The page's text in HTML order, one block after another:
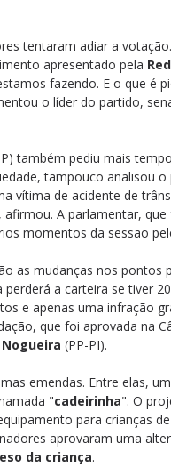
tentaram adiar a
apresentado pela
fazendo. E o que é
o líder do partido,
também pediu mais
tampouco analisou
vítima de acidente de
A parlamentar,
momentos da sessão
as mudanças nos pontos
a carteira se tiver
e apenas uma infração
que foi aprovada na
Nogueira (PP-PI).
emendas. Entre elas,
"cadeirinha". O
para crianças
aprovaram uma
da criança.